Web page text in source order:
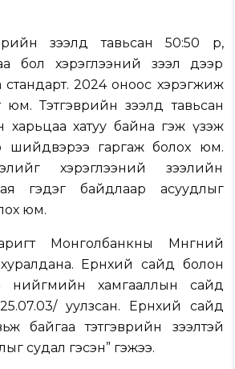
зээлд тавьсан 50:50 өр,
бол хэрэглээний зээл дээр
стандарт. 2024 оноос хэрэгжиж
юм. Тэтгэврийн зээлд тавьсан
харьцаа хатуу байна гэж үзэж
шийдвэрээ гаргаж болох юм.
хэрэглээний зээлийн
гэдэг байдлаар асуудлыг
юм.
Монголбанкны Мөнгөний
хуралдана. Ерөнхий сайд болон
нийгмийн хамгааллын сайд
уулзсан. Ерөнхий сайд
байгаа тэтгэврийн зээлтэй
судал гэсэн” гэжээ.